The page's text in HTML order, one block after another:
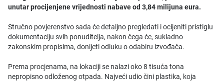
unutar procijenjene vrijednosti nabave od 3,84 milijuna eura.
Stručno povjerenstvo sada će detaljno pregledati i ocijeniti pristiglu
dokumentaciju svih ponuditelja, nakon čega će, sukladno
zakonskim propisima, donijeti odluku o odabiru izvođača.
Prema procjenama, na lokaciji se nalazi oko 8 tisuća tona
nepropisno odloženog otpada. Najveći udio čini plastika, koja